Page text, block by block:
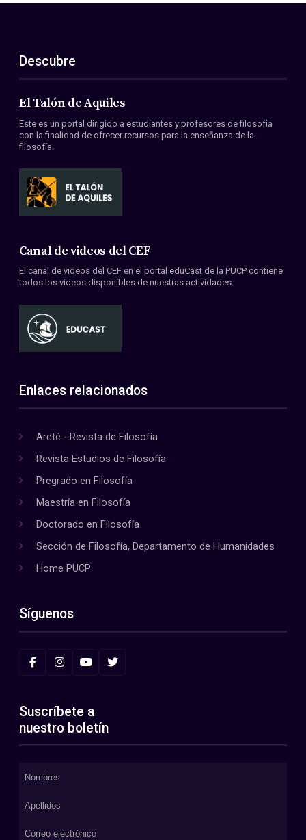
Descubre
El Talón de Aquiles
Este es un portal dirigido a estudiantes y profesores de filosofía
con la finalidad de ofrecer recursos para la enseñanza de la
filosofía.
Canal de videos del CEF
El canal de videos del CEF en el portal eduCast de la PUCP contiene
todos los videos disponibles de nuestras actividades.
Enlaces relacionados
Areté - Revista de Filosofía
Revista Estudios de Filosofía
Pregrado en Filosofía
Maestría en Filosofía
Doctorado en Filosofía
Sección de Filosofía, Departamento de Humanidades
Home PUCP
Síguenos
Suscríbete a
nuestro boletín